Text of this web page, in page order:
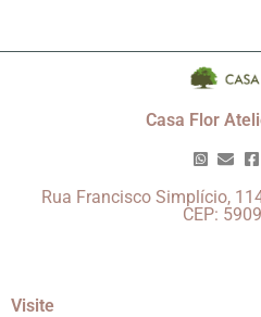
Casa Flor
Rua Francisco Simplício,
CEP:
Visite